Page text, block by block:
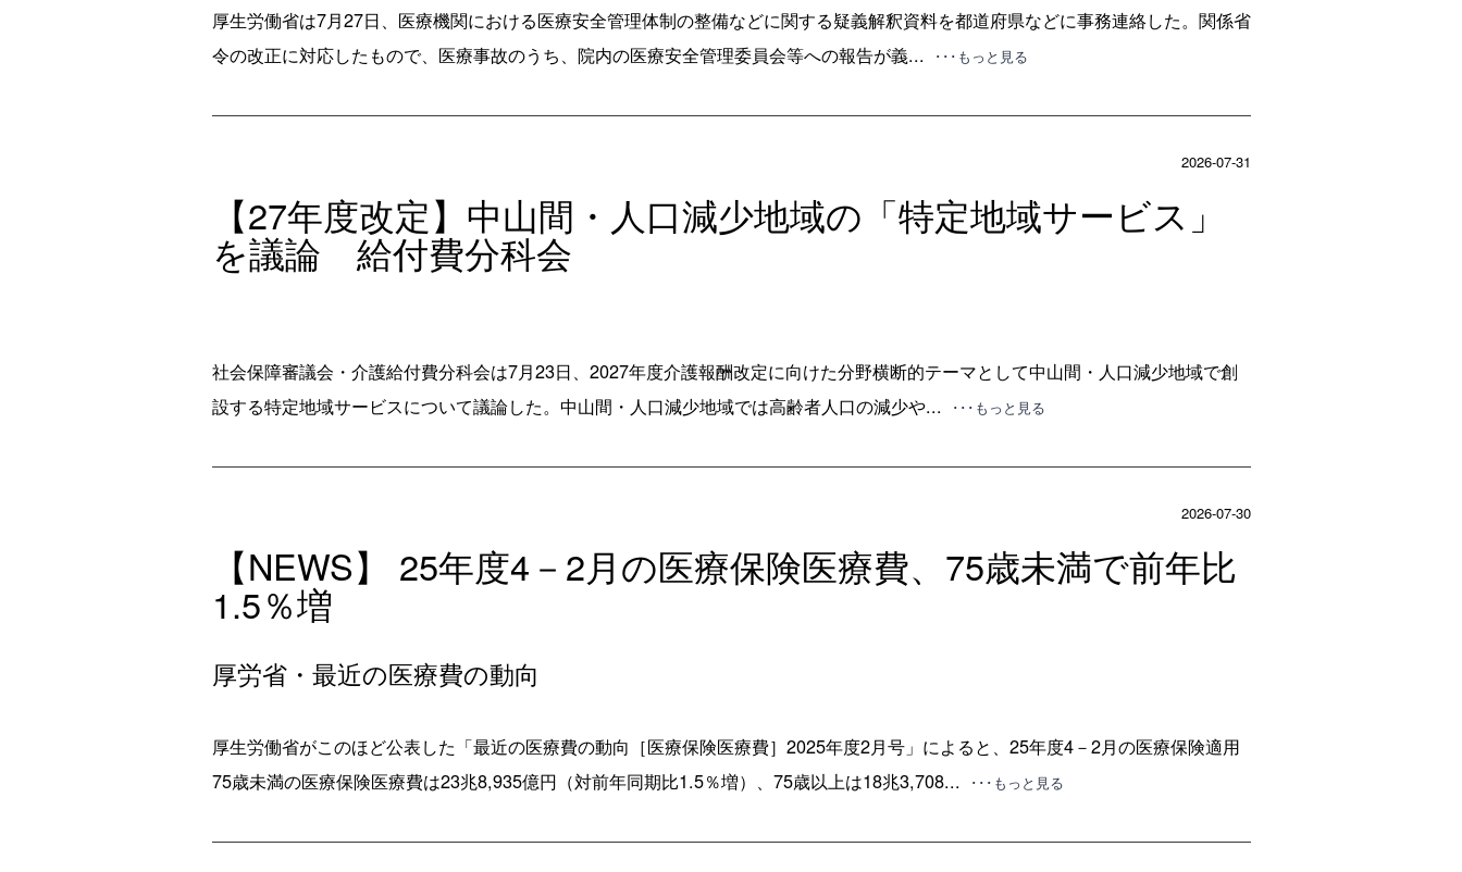
厚生労働省は7月27日、医療機関における医療安全管理体制の整備などに関する疑義解釈資料を都道府県などに事務連絡した。関係省
令の改正に対応したもので、医療事故のうち、院内の医療安全管理委員会等への報告が義...
･･･もっと見る
2026-07-31
【27年度改定】中山間・人口減少地域の「特定地域サービス」
を議論 給付費分科会
社会保障審議会・介護給付費分科会は7月23日、2027年度介護報酬改定に向けた分野横断的テーマとして中山間・人口減少地域で創
設する特定地域サービスについて議論した。中山間・人口減少地域では高齢者人口の減少や...
･･･もっと見る
2026-07-30
【NEWS】 25年度4－2月の医療保険医療費、75歳未満で前年比
1.5％増
厚労省・最近の医療費の動向
厚生労働省がこのほど公表した「最近の医療費の動向［医療保険医療費］2025年度2月号」によると、25年度4－2月の医療保険適用
75歳未満の医療保険医療費は23兆8,935億円（対前年同期比1.5％増）、75歳以上は18兆3,708...
･･･もっと見る